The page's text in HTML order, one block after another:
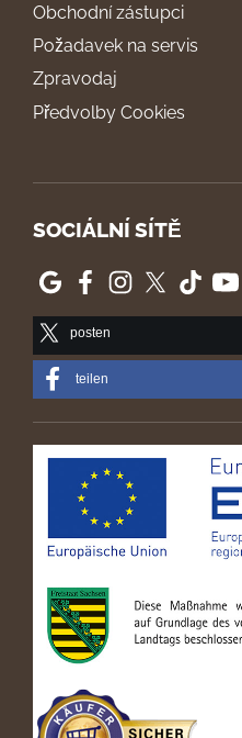
Obchodní zástupci
Požadavek na servis
Zpravodaj
Předvolby Cookies
SOCIÁLNÍ SÍTĚ
posten
teilen